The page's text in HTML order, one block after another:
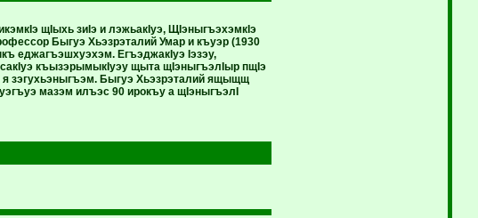
щIыхь зиIэ и лэжьакIуэ, ЩIэныгъэхэмкIэ
Быгуэ Хьэзрэталий Умар и къуэр (1930
еджагъэшхуэхэм. ЕгъэджакIуэ Iэзэу,
къызэрымыкIуэу щыта щIэныгъэлIыр пщIэ
зэгухьэныгъэм. Быгуэ Хьэзрэталий ящыщщ
мазэм илъэс 90 ирокъу а щIэныгъэлI